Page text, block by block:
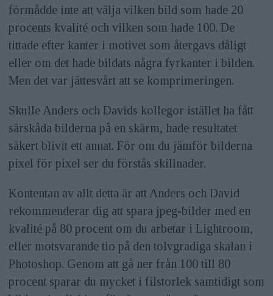
förmådde inte att välja vilken bild som hade 20
procents kvalité och vilken som hade 100. De
tittade efter kanter i motivet som återgavs dåligt
eller om det hade bildats några fyrkanter i bilden.
Men det var jättesvårt att se komprimeringen.
Skulle Anders och Davids kollegor istället ha fått
särskåda bilderna på en skärm, hade resultatet
säkert blivit ett annat. För om du jämför bilderna
pixel för pixel ser du förstås skillnader.
Kontentan av allt detta är att Anders och David
rekommenderar dig att spara jpeg-bilder med en
kvalité på 80 procent om du arbetar i Lightroom,
eller motsvarande tio på den tolvgradiga skalan i
Photoshop. Genom att gå ner från 100 till 80
procent sparar du mycket i filstorlek samtidigt som